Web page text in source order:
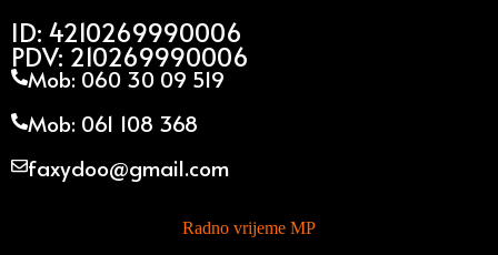
ID: 4210269990006
PDV: 210269990006
Mob: 060 30 09 519
Mob: 061 108 368
faxydoo@gmail.com
Radno vrijeme MP